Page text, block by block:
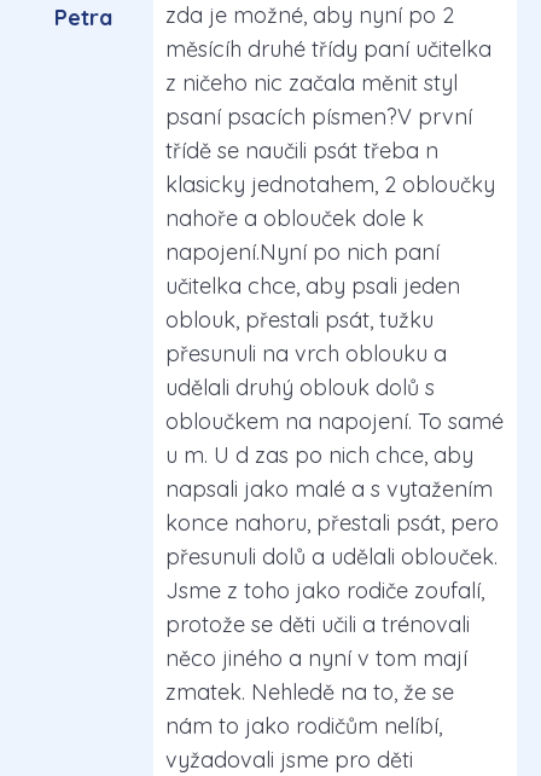
Petra
zda je možné, aby nyní po 2
měsícíh druhé třídy paní učitelka
z ničeho nic začala měnit styl
psaní psacích písmen?V první
třídě se naučili psát třeba n
klasicky jednotahem, 2 obloučky
nahoře a oblouček dole k
napojení.Nyní po nich paní
učitelka chce, aby psali jeden
oblouk, přestali psát, tužku
přesunuli na vrch oblouku a
udělali druhý oblouk dolů s
obloučkem na napojení. To samé
u m. U d zas po nich chce, aby
napsali jako malé a s vytažením
konce nahoru, přestali psát, pero
přesunuli dolů a udělali oblouček.
Jsme z toho jako rodiče zoufalí,
protože se děti učili a trénovali
něco jiného a nyní v tom mají
zmatek. Nehledě na to, že se
nám to jako rodičům nelíbí,
vyžadovali jsme pro děti